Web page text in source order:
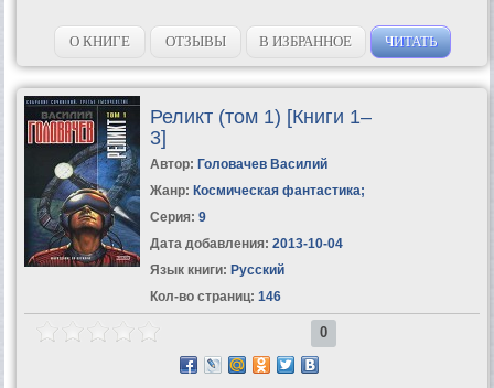
О КНИГЕ ОТЗЫВЫ В ИЗБРАННОЕ ЧИТАТЬ
Реликт (том 1) [Книги 1–
3]
Автор: Головачев Василий
Жанр: Космическая фантастика;
Серия: 9
Дата добавления: 2013-10-04
Язык книги: Русский
Кол-во страниц: 146
0